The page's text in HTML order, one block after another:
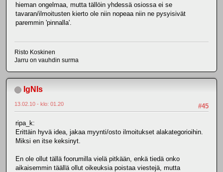
hieman ongelmaa, mutta tällöin yhdessä osiossa ei se
tavaran/ilmoitusten kierto ole niin nopeaa niin ne pysyisivät
paremmin 'pinnalla'.
Risto Koskinen
Jarru on vauhdin surma
IgNIs
#45
13.02.10 - klo: 01.20
ripa_k:
Erittäin hyvä idea, jakaa myynti/osto ilmoitukset alakategorioihin.
Miksi en itse keksinyt.
En ole ollut tällä foorumilla vielä pitkään, enkä tiedä onko
aikaisemmin täällä ollut oikeuksia poistaa viestejä, mutta